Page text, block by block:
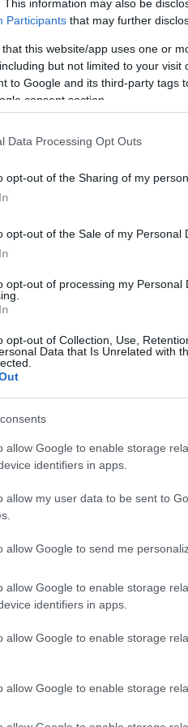
This information may also be
Participants that may further
that this website/app uses one or
but not limited to your
to Google and its third-party tags
consent section.
Data Processing Opt Outs
opt-out of the Sharing of my
opt-out of the Sale of my Personal
opt-out of processing my Personal
opt-out of Collection, Use,
Data that Is Unrelated with
allow Google to enable storage
identifiers in apps.
allow my user data to be sent to
allow Google to send me
allow Google to enable storage
identifiers in apps.
allow Google to enable storage
allow Google to enable storage
samochodów, jakVolvo V90
5
przejmie front od
i dłużej
Z tyłu możemy
lub wariacji na temat
które zadebiutowały w
pożyczone przez
ujawnia też gustowny